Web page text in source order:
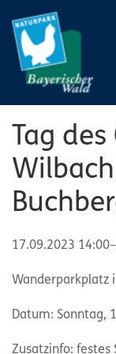
Tag
17.09.2023
Wanderparkplatz
Datum: Sonntag,
Zusatzinfo: festes